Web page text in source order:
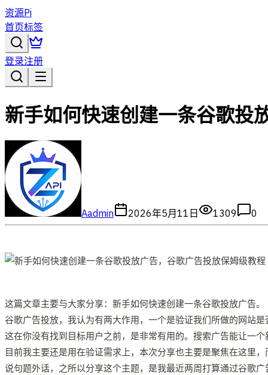
资源Pi
首页标签
登录注册
新手如何快速创建一条谷歌投
Aadmin 2026年5月11日 1309 0
这篇文章主要与大家分享：新手如何快速创建一条谷歌投放广告。
谷歌广告投放，我认为有两大作用，一个是验证我们所做的网站
这在你没有找到目标用户之前，是非常有用的。搜索广告能让一
目前我主要还是用在验证需求上，本次分享也主要是聚焦在这里
说句题外话，之所以分享这个主题，是我最近两周打算通过谷歌